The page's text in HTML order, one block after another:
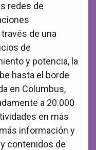
redes de
de una
de
y potencia, la
hasta el borde
en Columbus,
a 20.000
en más
información y
contenidos de